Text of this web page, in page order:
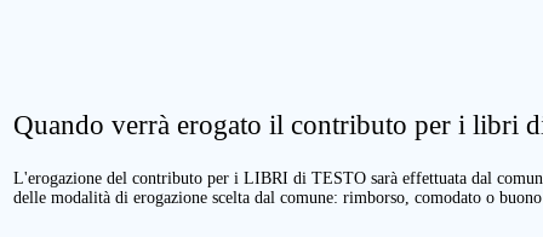
Quando verrà erogato il contributo per i libri
L'erogazione del contributo per i LIBRI di TESTO sarà effettuata dal
delle modalità di erogazione scelta dal comune: rimborso, comodato o